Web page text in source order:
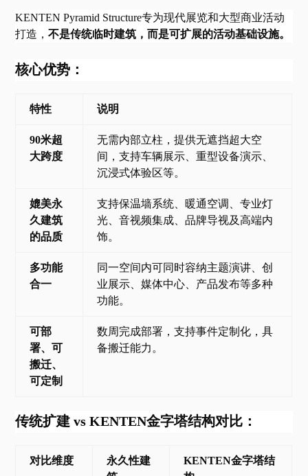
KENTEN Pyramid Structure专为现代展览和大型商业活动
打造，不是传统临时建筑，而是可扩展的活动基础设施。
核心优势：
特性 说明
90米超
大跨度
无需内部立柱，提供无遮挡超大空
间，支持车辆展示、重型设备演示、
沉浸式体验区等。
媲美永
久建筑
的品质
支持保温墙系统、暖通空调、专业灯
光、音视频集成、品牌导视及高端内
饰。
多功能
合一
同一空间内可同时容纳主题演讲、创
业展示、媒体中心、产品发布等多种
功能。
可部
署、可
搬迁、
可定制
数周完成部署，支持事件定制化，具
备搬迁能力。
传统扩建 vs KENTEN金字塔结构对比：
对比维度
永久性建
KENTEN金字塔结